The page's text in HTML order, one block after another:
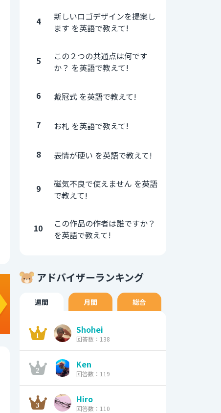
4
新しいロゴデザインを提案し
ます を英語で教えて!
5
この２つの共通点は何です
か？ を英語で教えて!
6 戴冠式 を英語で教えて!
7 お札 を英語で教えて!
8 表情が硬い を英語で教えて!
9
磁気不良で使えません を英語
で教えて!
10
この作品の作者は誰ですか？
を英語で教えて!
アドバイザーランキング
週間 月間 総合
Shohei
回答数：138
Ken
回答数：119
Hiro
回答数：110